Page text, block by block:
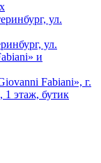
ул.
ул.
и
Fabiani», г.
1 этаж, бутик